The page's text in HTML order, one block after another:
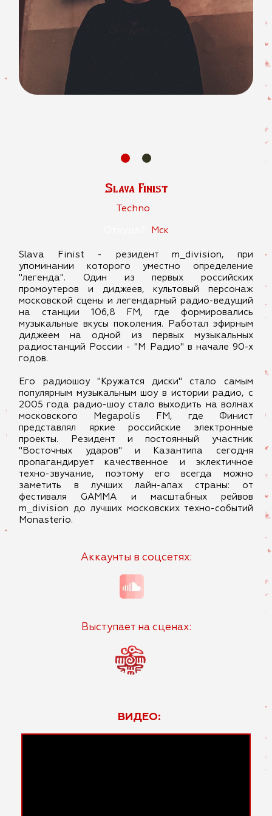
Slava Finist
Techno
Мск
Slava Finist - резидент m_division, при
упоминании которого уместно определение
"легенда". Один из первых российских
промоутеров и диджеев, культовый персонаж
московской сцены и легендарный радио-ведущий
на станции 106,8 FM, где формировались
музыкальные вкусы поколения. Работал эфирным
диджеем на одной из первых музыкальных
радиостанций России - "М Радио" в начале 90-х
годов.
Его радиошоу "Кружатся диски" стало самым
популярным музыкальным шоу в истории радио, с
2005 года радио-шоу стало выходить на волнах
московского Megapolis FM, где Финист
представлял яркие российские электронные
проекты. Резидент и постоянный участник
"Восточных ударов" и Казантипа сегодня
пропагандирует качественное и эклектичное
техно-звучание, поэтому его всегда можно
заметить в лучших лайн-апах страны: от
фестиваля GAMMA и масштабных рейвов
m_division до лучших московских техно-событий
Monasterio.
Аккаунты в соцсетях:
Выступает на сценах:
ВИДЕО: